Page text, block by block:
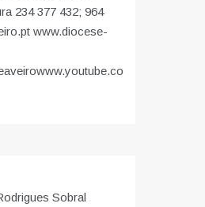
234 377 432; 964
www.diocese-
www.youtube.co
Sobral